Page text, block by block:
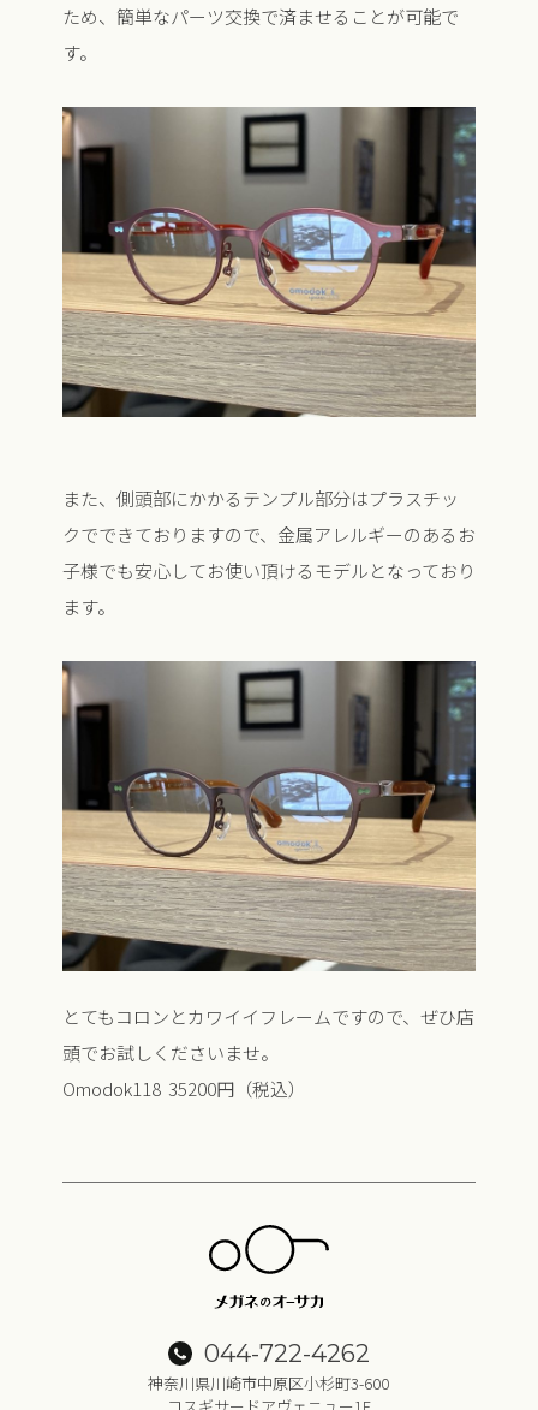
ため、簡単なパーツ交換で済ませることが可能で
す。
また、側頭部にかかるテンプル部分はプラスチッ
クでできておりますので、金属アレルギーのあるお
子様でも安心してお使い頂けるモデルとなっており
ます。
とてもコロンとカワイイフレームですので、ぜひ店
頭でお試しくださいませ。
Omodok118 35200円（税込）
044-722-4262
神奈川県川崎市中原区小杉町3-600